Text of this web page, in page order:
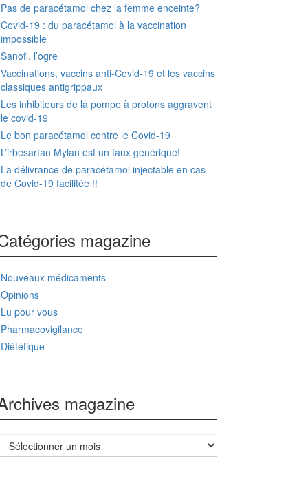
Pas de paracétamol chez la femme enceinte?
Covid-19 : du paracétamol à la vaccination
impossible
Sanofi, l’ogre
Vaccinations, vaccins anti-Covid-19 et les vaccins
classiques antigrippaux
Les inhibiteurs de la pompe à protons aggravent
le covid-19
Le bon paracétamol contre le Covid-19
L’irbésartan Mylan est un faux générique!
La délivrance de paracétamol injectable en cas
de Covid-19 facilitée !!
magazine
Nouveaux médicaments
Opinions
Lu pour vous
Pharmacovigilance
Diététique
magazine
Archives